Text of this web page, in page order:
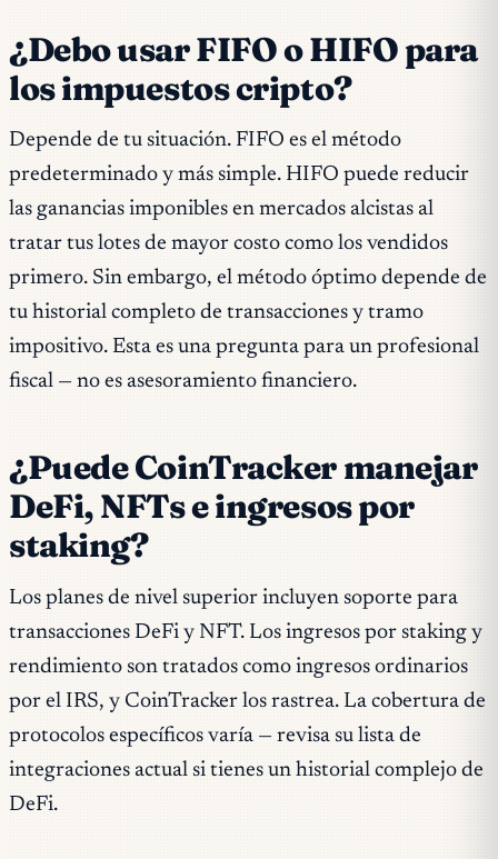
¿Debo usar FIFO o HIFO para
los impuestos cripto?
Depende de tu situación. FIFO es el método
predeterminado y más simple. HIFO puede reducir
las ganancias imponibles en mercados alcistas al
tratar tus lotes de mayor costo como los vendidos
primero. Sin embargo, el método óptimo depende de
tu historial completo de transacciones y tramo
impositivo. Esta es una pregunta para un profesional
fiscal — no es asesoramiento financiero.
¿Puede CoinTracker manejar
DeFi, NFTs e ingresos por
staking?
Los planes de nivel superior incluyen soporte para
transacciones DeFi y NFT. Los ingresos por staking y
rendimiento son tratados como ingresos ordinarios
por el IRS, y CoinTracker los rastrea. La cobertura de
protocolos específicos varía — revisa su lista de
integraciones actual si tienes un historial complejo de
DeFi.